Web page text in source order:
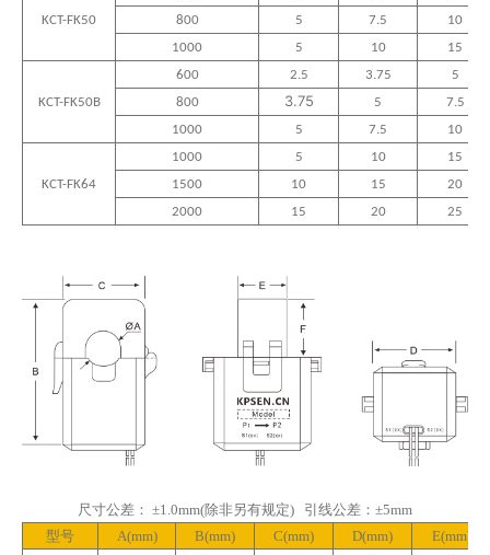
KCT-FK50
800
5 7.5
10
1000
5 10 15
KCT-FK50B
600 2.5 3.75
5
800
3.75 5
7.5
1000
5 7.5 10
KCT-FK64
1000 5 10
15
1500
10 15
20
2000
15 20 25
尺寸公差 ： ±1.0mm(除非另有规定) 引线公差 ： ±5mm
型号
A(mm) B(mm) C(mm) D(mm) E(mm)